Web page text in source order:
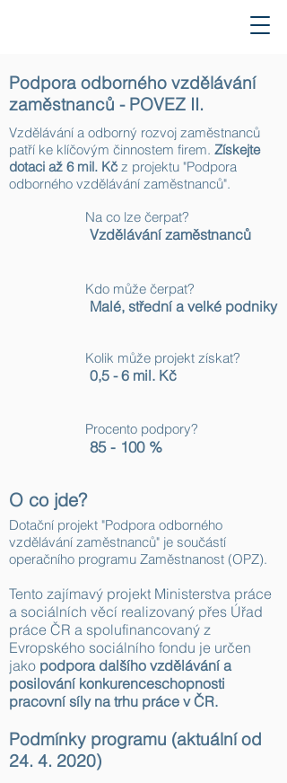
Podpora odborného vzdělávání
zaměstnanců - POVEZ II.
Vzdělávání a odborný rozvoj zaměstnanců
patří ke klíčovým činnostem firem. Získejte
dotaci až 6 mil. Kč z projektu "Podpora
odborného vzdělávání zaměstnanců".
Na co lze čerpat?
Vzdělávání zaměstnanců
Kdo může čerpat?
Malé, střední a velké podniky
Kolik může projekt získat?
0,5 - 6 mil. Kč
Procento podpory?
85 - 100 %
O co jde?
Dotační projekt "Podpora odborného
vzdělávání zaměstnanců" je součástí
operačního programu Zaměstnanost (OPZ).​
Tento zajímavý projekt Ministerstva práce
a sociálních věcí realizovaný přes Úřad
práce ČR a spolufinancovaný z
Evropského sociálního fondu je určen
jako podpora dalšího vzdělávání a
posilování konkurenceschopnosti
pracovní síly na trhu práce v ČR.
Podmínky programu (aktuální od
24. 4. 2020)